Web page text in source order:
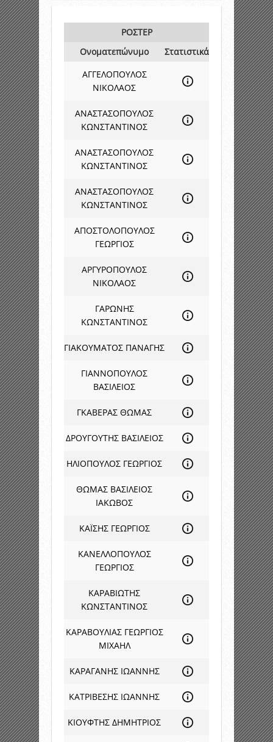
ΡΟΣΤΕΡ
Ονοματεπώνυμο
Στατιστικά
ΑΓΓΕΛΟΠΟΥΛΟΣ
ΝΙΚΟΛΑΟΣ
ΑΝΑΣΤΑΣΟΠΟΥΛΟΣ
ΚΩΝΣΤΑΝΤΙΝΟΣ
ΑΝΑΣΤΑΣΟΠΟΥΛΟΣ
ΚΩΝΣΤΑΝΤΙΝΟΣ
ΑΝΑΣΤΑΣΟΠΟΥΛΟΣ
ΚΩΝΣΤΑΝΤΙΝΟΣ
ΑΠΟΣΤΟΛΟΠΟΥΛΟΣ
ΓΕΩΡΓΙΟΣ
ΑΡΓΥΡΟΠΟΥΛΟΣ
ΝΙΚΟΛΑΟΣ
ΓΑΡΩΝΗΣ
ΚΩΝΣΤΑΝΤΙΝΟΣ
ΓΙΑΚΟΥΜΑΤΟΣ ΠΑΝΑΓΗΣ
ΓΙΑΝΝΟΠΟΥΛΟΣ
ΒΑΣΙΛΕΙΟΣ
ΓΚΑΒΕΡΑΣ ΘΩΜΑΣ
ΔΡΟΥΓΟΥΤΗΣ ΒΑΣΙΛΕΙΟΣ
ΗΛΙΟΠΟΥΛΟΣ ΓΕΩΡΓΙΟΣ
ΘΩΜΑΣ ΒΑΣΙΛΕΙΟΣ
ΙΑΚΩΒΟΣ
ΚΑΪΣΗΣ ΓΕΩΡΓΙΟΣ
ΚΑΝΕΛΛΟΠΟΥΛΟΣ
ΓΕΩΡΓΙΟΣ
ΚΑΡΑΒΙΩΤΗΣ
ΚΩΝΣΤΑΝΤΙΝΟΣ
ΚΑΡΑΒΟΥΛΙΑΣ ΓΕΩΡΓΙΟΣ
ΜΙΧΑΗΛ
ΚΑΡΑΓΑΝΗΣ ΙΩΑΝΝΗΣ
ΚΑΤΡΙΒΕΣΗΣ ΙΩΑΝΝΗΣ
ΚΙΟΥΦΤΗΣ ΔΗΜΗΤΡΙΟΣ